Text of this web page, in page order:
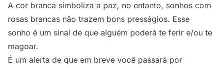
A cor branca simboliza a paz, no entanto, sonhos com
rosas brancas não trazem bons presságios. Esse
sonho é um sinal de que alguém poderá te ferir e/ou te
magoar.
É um alerta de que em breve você passará por